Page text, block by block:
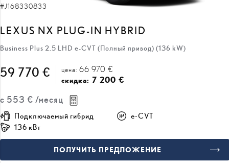
#J168330833
LEXUS NX PLUG-IN HYBRID
Business Plus 2.5 LHD e-CVT (Полный привод) (136 kW)
59 770 € цена: 66 970 €
скидка: 7 200 €
с 553 € /месяц
Подключаемый гибрид
e-CVT
136 кВт
ПОЛУЧИТЬ ПРЕДЛОЖЕНИЕ